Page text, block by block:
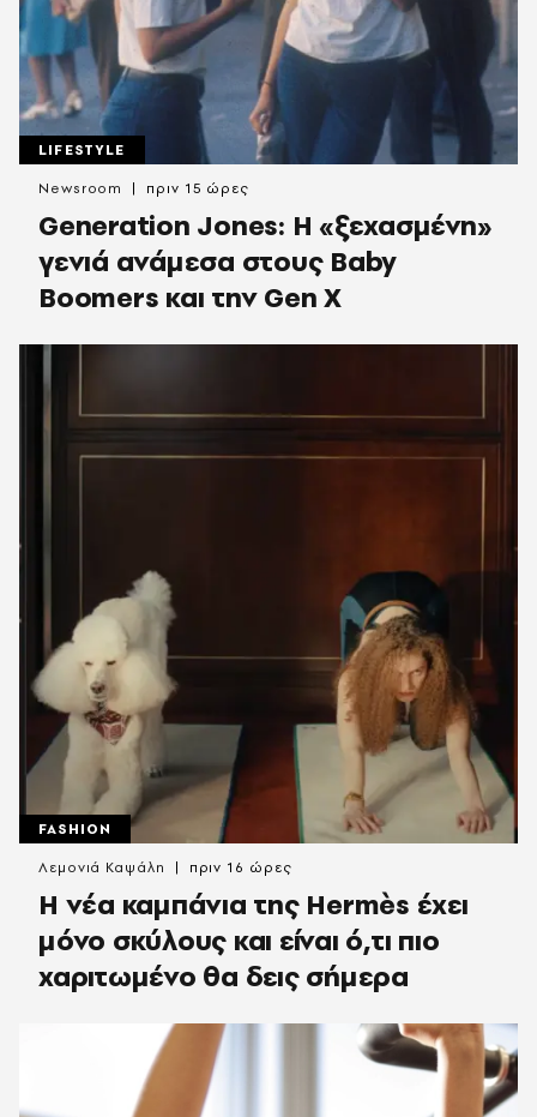
LIFESTYLE
Generation Jones: Η «ξεχασμένη»
γενιά ανάμεσα στους Baby
Boomers και την Gen X
Newsroom πριν 15 ώρες
FASHION
Η νέα καμπάνια της Hermès έχει
μόνο σκύλους και είναι ό,τι πιο
χαριτωμένο θα δεις σήμερα
Λεμονιά Καψάλη πριν 16 ώρες